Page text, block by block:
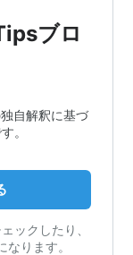
ブロ
自解釈に基づ
。
ックしたり、
ります。